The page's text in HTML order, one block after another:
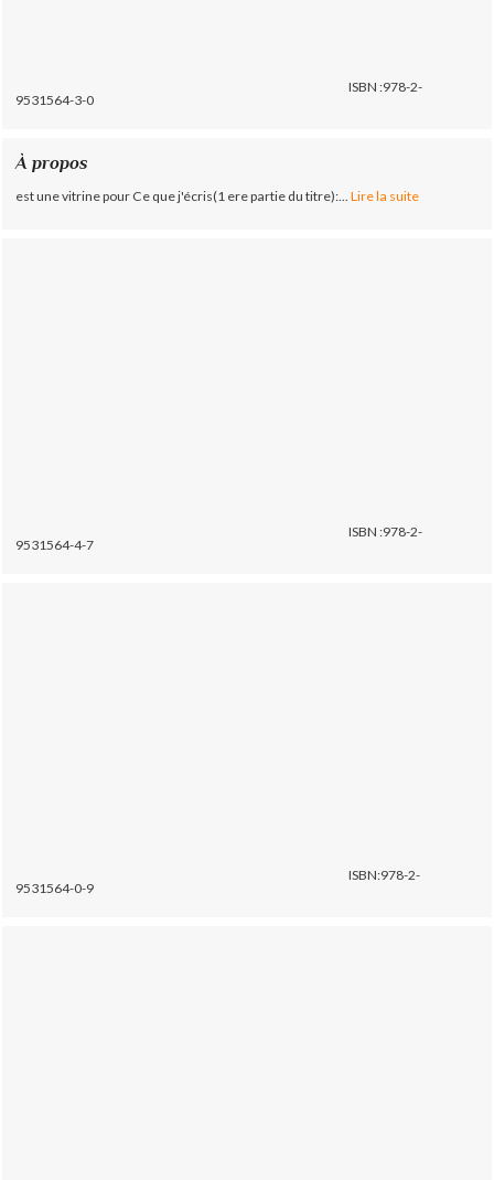
ISBN :978-2-
9531564-3-0
À propos
est une vitrine pour Ce que j'écris(1 ere partie du titre):... Lire la suite
ISBN :978-2-
9531564-4-7
ISBN:978-2-
9531564-0-9